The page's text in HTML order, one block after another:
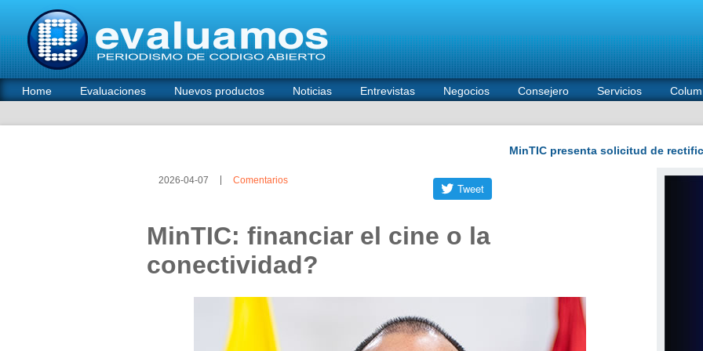
Home Evaluaciones Nuevos productos Noticias Entrevistas Negocios Consejero Servicios
2026-04-07 Comentarios
MinTIC: financiar el cine o la
conectividad?